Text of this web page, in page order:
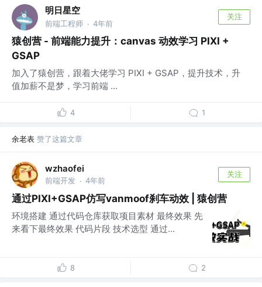
明日星空
前端工程师 · 4年前
关注
猿创营 - 前端能力提升：canvas 动效学习 PIXI +
GSAP
加入了猿创营，跟着大佬学习 PIXI + GSAP，提升技术，升
值加薪不是梦，学习前端 ...
4 1
余老表 赞了这篇文章
wzhaofei
前端开发 · 4年前
关注
通过PIXI+GSAP仿写vanmoof刹车动效 | 猿创营
环境搭建 通过代码仓库获取项目素材 最终效果 先
来看下最终效果 代码片段 技术选型 通过...
8 2